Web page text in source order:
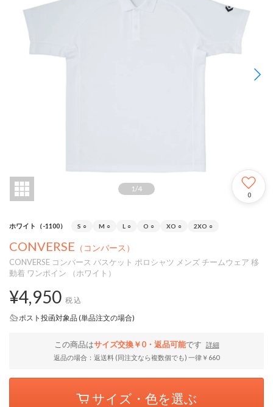
1 /4
0
ホワイト（-1100） S ○ M ○ L ○ O ○ XO ○ 2XO ○
CONVERSE （コンバース）
CONVERSE コンバース バスケット ポロシャツ メンズ チームウェア 移
動着 ワンポイン （ホワイト）
¥4,950 税込
ポスト投函対象品 (単品注文の場合)
この商品はサイズ交換￥0・返品可能です
詳細
返品の場合：返送料 (同注文なら複数個でも) 一律￥660
サイズ・色を選ぶ